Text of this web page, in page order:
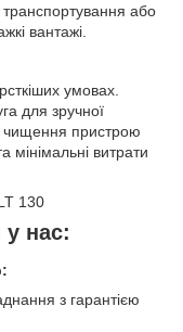
транспортування або
вантажі.
умовах.
для зручної
чищення пристрою
мінімальні витрати
у нас:
з гарантією